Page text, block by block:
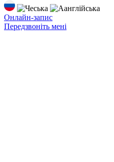
Онлайн-запис
Передзвоніть мені